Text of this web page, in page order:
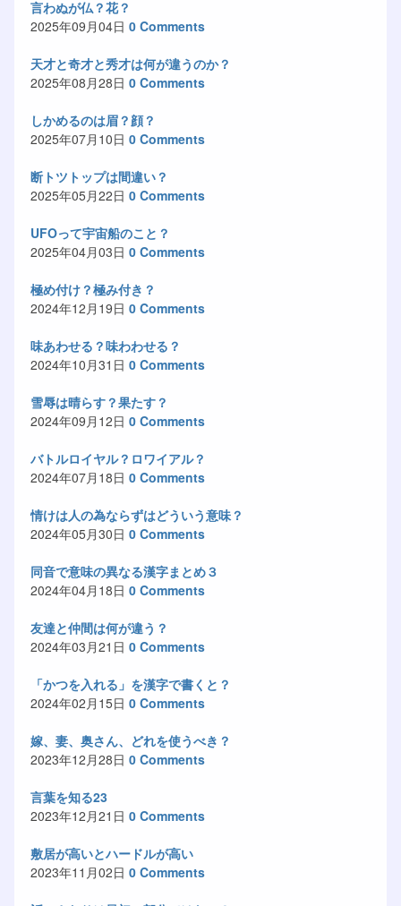
言わぬが仏？花？
2025年09月04日 0 Comments
天才と奇才と秀才は何が違うのか？
2025年08月28日 0 Comments
しかめるのは眉？顔？
2025年07月10日 0 Comments
断トツトップは間違い？
2025年05月22日 0 Comments
UFOって宇宙船のこと？
2025年04月03日 0 Comments
極め付け？極み付き？
2024年12月19日 0 Comments
味あわせる？味わわせる？
2024年10月31日 0 Comments
雪辱は晴らす？果たす？
2024年09月12日 0 Comments
バトルロイヤル？ロワイアル？
2024年07月18日 0 Comments
情けは人の為ならずはどういう意味？
2024年05月30日 0 Comments
同音で意味の異なる漢字まとめ３
2024年04月18日 0 Comments
友達と仲間は何が違う？
2024年03月21日 0 Comments
「かつを入れる」を漢字で書くと？
2024年02月15日 0 Comments
嫁、妻、奥さん、どれを使うべき？
2023年12月28日 0 Comments
言葉を知る23
2023年12月21日 0 Comments
敷居が高いとハードルが高い
2023年11月02日 0 Comments